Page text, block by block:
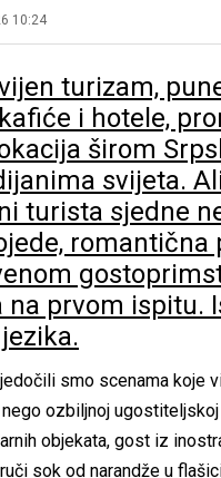
10:24
turizam,
i hotele,
širom
svijeta.
turista sjedne
romantična
na prvom ispitu.
smo scenama koje
ozbiljnoj ugostiteljskoj
objekata, gost iz
sok od narandže u